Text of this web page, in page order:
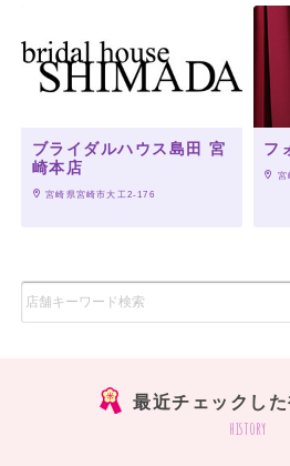
ブライダルハウス島田 宮
崎本店
宮崎県宮崎市大工2-176
フ
宮
最近チェックし
history